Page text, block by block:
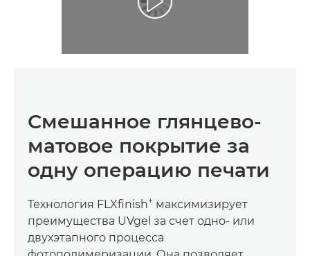
Смешанное глянцево-
матовое покрытие за
одну операцию печати
Технология FLXﬁnish+ максимизирует
преимущества UVgel за счет одно- или
двухэтапного процесса